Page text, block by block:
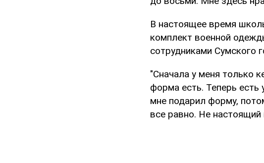
В настоящее время
комплект военной
сотрудниками Сумского
"Сначала у меня только
форма есть. Теперь
мне подарил форму,
все равно. Не